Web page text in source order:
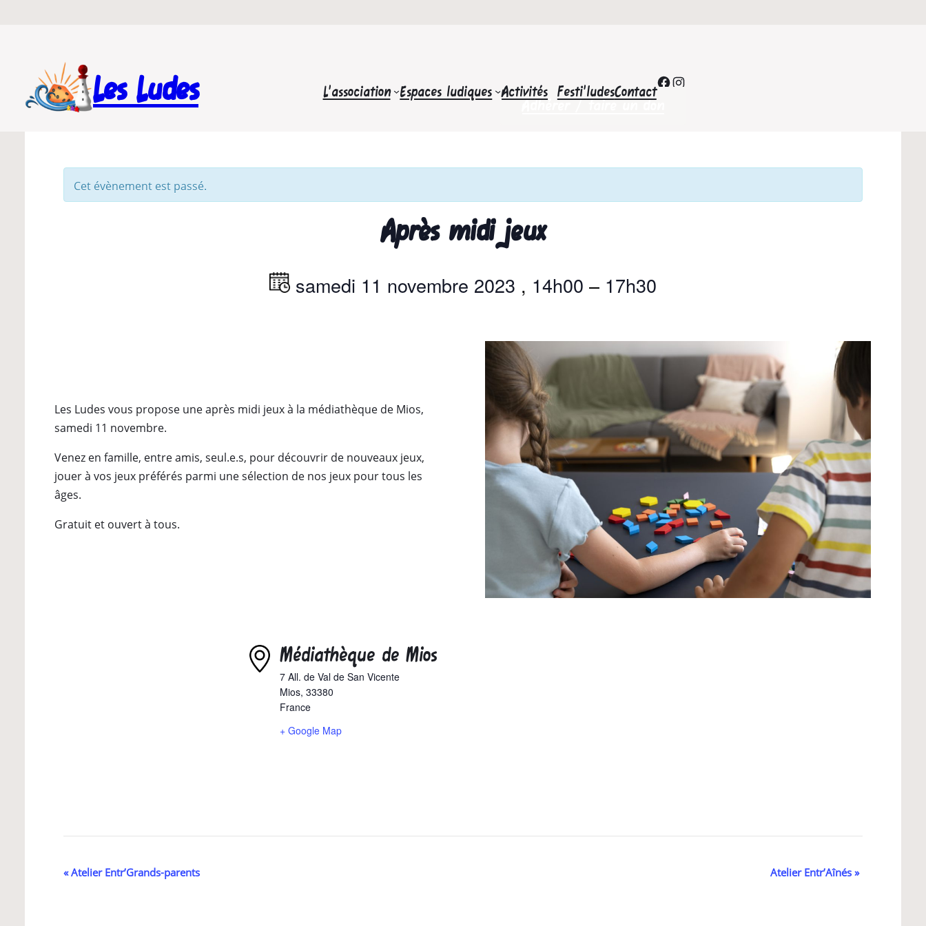
Les Ludes L’association Espaces ludiques Activités Festi’ludesContactFacebook
Instagram
Adhérer / faire un don
Cet évènement est passé.
Après midi jeux
samedi 11 novembre 2023 , 14h00 – 17h30
Les Ludes vous propose une après midi jeux à la médiathèque de Mios,
samedi 11 novembre.
Venez en famille, entre amis, seul.e.s, pour découvrir de nouveaux jeux,
jouer à vos jeux préférés parmi une sélection de nos jeux pour tous les
âges.
Gratuit et ouvert à tous.
Médiathèque de Mios
7 All. de Val de San Vicente
Mios, 33380
France
+ Google Map
Navigation
«Atelier Entr’Grands-parents Atelier Entr’Aînés »